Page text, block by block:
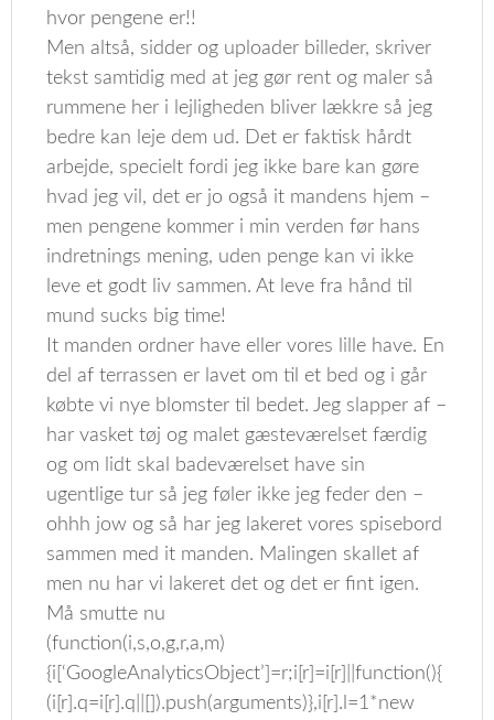
hvor pengene er!!
Men altså, sidder og uploader billeder, skriver
tekst samtidig med at jeg gør rent og maler så
rummene her i lejligheden bliver lækkre så jeg
bedre kan leje dem ud. Det er faktisk hårdt
arbejde, specielt fordi jeg ikke bare kan gøre
hvad jeg vil, det er jo også it mandens hjem –
men pengene kommer i min verden før hans
indretnings mening, uden penge kan vi ikke
leve et godt liv sammen. At leve fra hånd til
mund sucks big time!
It manden ordner have eller vores lille have. En
del af terrassen er lavet om til et bed og i går
købte vi nye blomster til bedet. Jeg slapper af –
har vasket tøj og malet gæsteværelset færdig
og om lidt skal badeværelset have sin
ugentlige tur så jeg føler ikke jeg feder den –
ohhh jow og så har jeg lakeret vores spisebord
sammen med it manden. Malingen skallet af
men nu har vi lakeret det og det er fint igen.
Må smutte nu
(function(i,s,o,g,r,a,m)
{i[‘GoogleAnalyticsObject’]=r;i[r]=i[r]||function(){
(i[r].q=i[r].q||[]).push(arguments)},i[r].l=1*new